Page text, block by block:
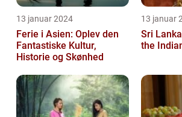
13 januar 2024
Ferie i Asien: Oplev den
Fantastiske Kultur,
Historie og Skønhed
13 januar
Sri
the